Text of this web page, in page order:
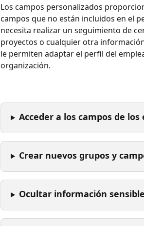
Los campos personalizados
campos que no están incluidos en el
necesita realizar un seguimiento de
proyectos o cualquier otra
le permiten adaptar el perfil del
organización.
Acceder a los campos de los
Crear nuevos grupos y
Ocultar información sensible